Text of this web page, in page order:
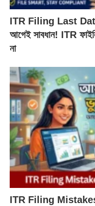
ITR Filing Last Date
আগেই সাবধান! ITR
না
ITR Filing